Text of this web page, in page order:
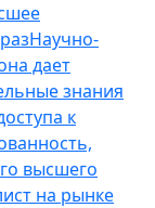
Научно-
дает
знания
к
высшего
на рынке